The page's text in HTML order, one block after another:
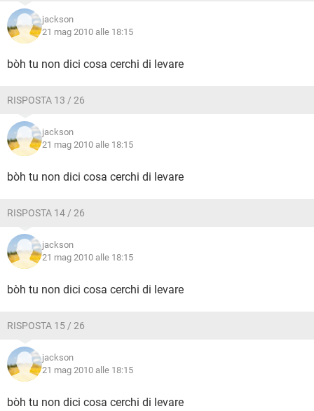
jackson
21 mag 2010 alle 18:15
bòh tu non dici cosa cerchi di levare
RISPOSTA 13 / 26
jackson
21 mag 2010 alle 18:15
bòh tu non dici cosa cerchi di levare
RISPOSTA 14 / 26
jackson
21 mag 2010 alle 18:15
bòh tu non dici cosa cerchi di levare
RISPOSTA 15 / 26
jackson
21 mag 2010 alle 18:15
bòh tu non dici cosa cerchi di levare